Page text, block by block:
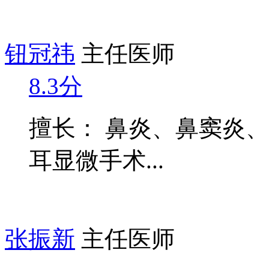
钮冠祎 主任医师
8.3分
擅长： 鼻炎、鼻窦炎
耳显微手术...
张振新 主任医师